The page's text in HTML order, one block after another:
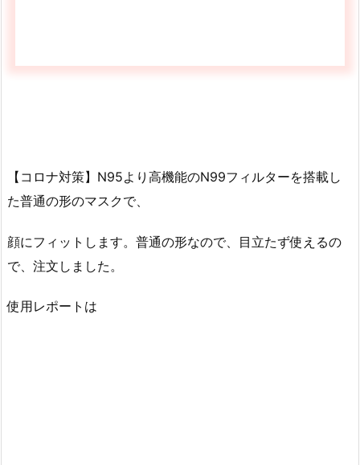
【コロナ対策】N95より高機能のN99フィルターを搭載し
た普通の形のマスクで、
顔にフィットします。普通の形なので、目立たず使えるの
で、注文しました。
使用レポートは